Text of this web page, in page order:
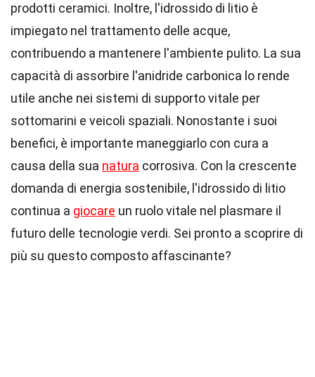
prodotti ceramici. Inoltre, l'idrossido di litio è
impiegato nel trattamento delle acque,
contribuendo a mantenere l'ambiente pulito. La sua
capacità di assorbire l'anidride carbonica lo rende
utile anche nei sistemi di supporto vitale per
sottomarini e veicoli spaziali. Nonostante i suoi
benefici, è importante maneggiarlo con cura a
causa della sua natura corrosiva. Con la crescente
domanda di energia sostenibile, l'idrossido di litio
continua a giocare un ruolo vitale nel plasmare il
futuro delle tecnologie verdi. Sei pronto a scoprire di
più su questo composto affascinante?